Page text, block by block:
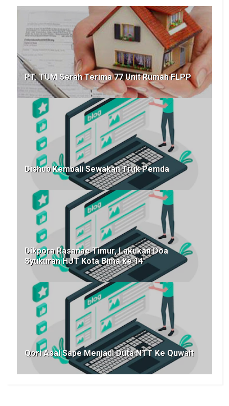
PT. TUM Serah Terima 77 Unit Rumah FLPP
Dishub Kembali Sewakan Truk Pemda
Dikpora Rasanae Timur, Lakukan Doa
Syukuran HUT Kota Bima ke 14
Qori Asal Sape Menjadi Duta NTT Ke Quwait